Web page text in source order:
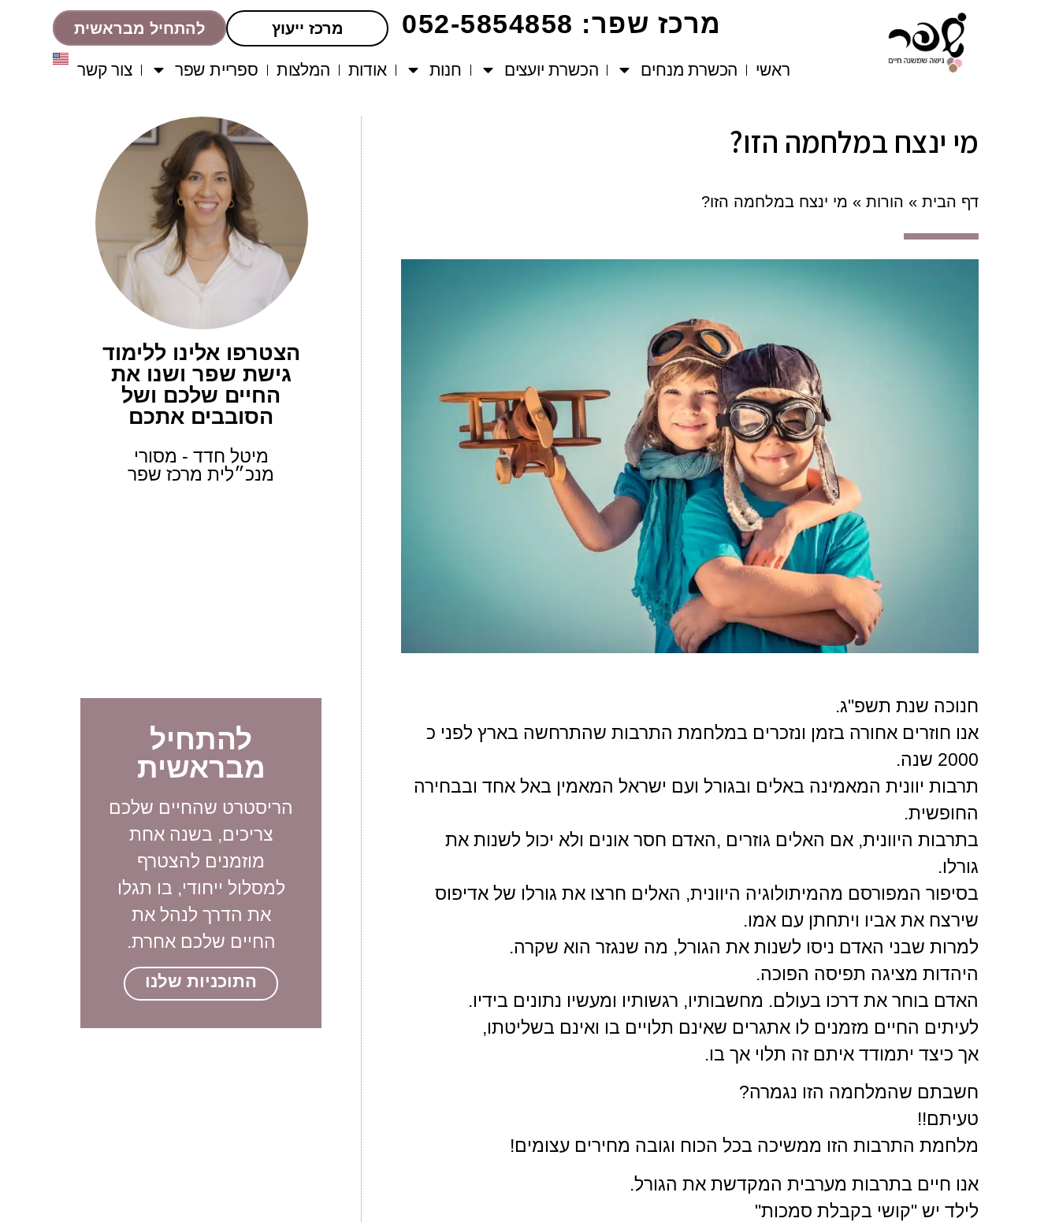
להתחיל מבראשית מרכז ייעוץ מרכז שפר: 052-5854858
ראשי הכשרת מנחים הכשרת יועצים חנות אודות המלצות ספריית שפר צור קשר
מי ינצח במלחמה הזו?
דף הבית » הורות » מי ינצח במלחמה הזו?
חנוכה שנת תשפ"ג.
אנו חוזרים אחורה בזמן ונזכרים במלחמת התרבות שהתרחשה בארץ לפני כ
2000 שנה.
תרבות יוונית המאמינה באלים ובגורל ועם ישראל המאמין באל אחד ובבחירה
החופשית.
בתרבות היוונית, אם האלים גוזרים ,האדם חסר אונים ולא יכול לשנות את
גורלו.
בסיפור המפורסם מהמיתולוגיה היוונית, האלים חרצו את גורלו של אדיפוס
שירצח את אביו ויתחתן עם אמו.
למרות שבני האדם ניסו לשנות את הגורל, מה שנגזר הוא שקרה.
היהדות מציגה תפיסה הפוכה.
האדם בוחר את דרכו בעולם. מחשבותיו, רגשותיו ומעשיו נתונים בידיו.
לעיתים החיים מזמנים לו אתגרים שאינם תלויים בו ואינם בשליטתו,
אך כיצד יתמודד איתם זה תלוי אך בו.
חשבתם שהמלחמה הזו נגמרה?
טעיתם!!
מלחמת התרבות הזו ממשיכה בכל הכוח וגובה מחירים עצומים!
אנו חיים בתרבות מערבית המקדשת את הגורל.
לילד יש "קושי בקבלת סמכות"
הצטרפו אלינו ללימוד
גישת שפר ושנו את
החיים שלכם ושל
הסובבים אתכם
מיטל חדד - מסורי
מנכ״לית מרכז שפר
להתחיל
מבראשית
הריסטרט שהחיים שלכם
צריכים, בשנה אחת
מוזמנים להצטרף
למסלול ייחודי, בו תגלו
את הדרך לנהל את
החיים שלכם אחרת.
התוכניות שלנו